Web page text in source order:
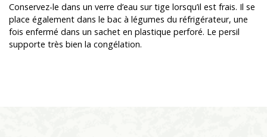
Conservez-le dans un verre d’eau sur tige lorsqu’il est frais. Il se
place également dans le bac à légumes du réfrigérateur, une
fois enfermé dans un sachet en plastique perforé. Le persil
supporte très bien la congélation.